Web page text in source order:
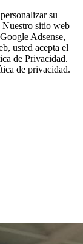
su
Nuestro sitio web
Adsense,
usted acepta el
de Privacidad.
de privacidad.